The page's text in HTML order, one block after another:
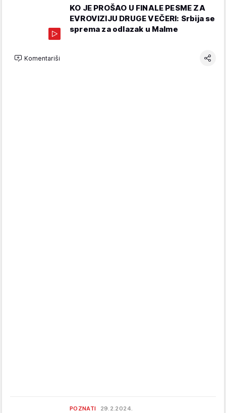
KO JE PROŠAO U FINALE PESME ZA
EVROVIZIJU DRUGE VEČERI: Srbija se
sprema za odlazak u Malme
Komentariši
POZNATI 29.2.2024.